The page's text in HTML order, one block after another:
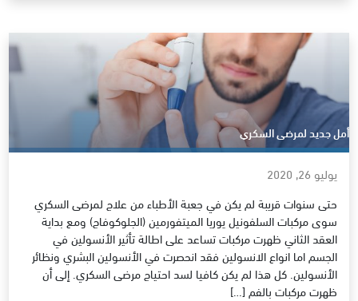
أمل جديد لمرضى السكري
يوليو 26, 2020
حتى سنوات قريبة لم يكن في جعبة الأطباء من علاج لمرضى السكري
سوى مركبات السلفونيل يوريا الميتفورمين (الجلوكوفاج) ومع بداية
العقد الثاني ظهرت مركبات تساعد على اطالة تأثير الأنسولين في
الجسم اما انواع الانسولين فقد انحصرت في الأنسولين البشري ونظائر
الأنسولين. كل هذا لم يكن كافيا لسد احتياج مرضى السكري. إلى أن
ظهرت مركبات بالفم […]